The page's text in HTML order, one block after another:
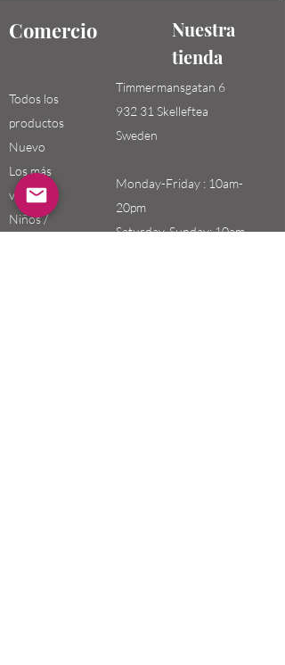
Comercio
Nuestra
tienda
Todos los
productos
Nuevo
Los más
vendidos
Niños /
Timmermansgatan 6
932 31 Skelleftea
Sweden
Monday-Friday : 10am-
20pm
Saturday-Sunday: 10am-